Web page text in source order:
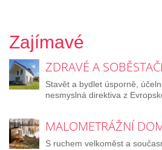
Zajímavé
ZDRAVÉ A
Stavět a bydlet úsporně,
nesmyslná direktiva z
MALOMETRÁŽNÍ
S ruchem velkoměst a